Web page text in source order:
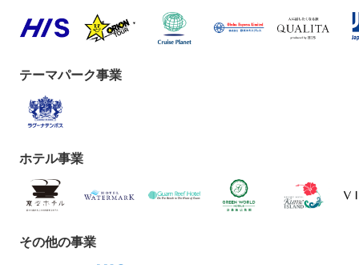
テーマパーク事業
ホテル事業
その他の事業